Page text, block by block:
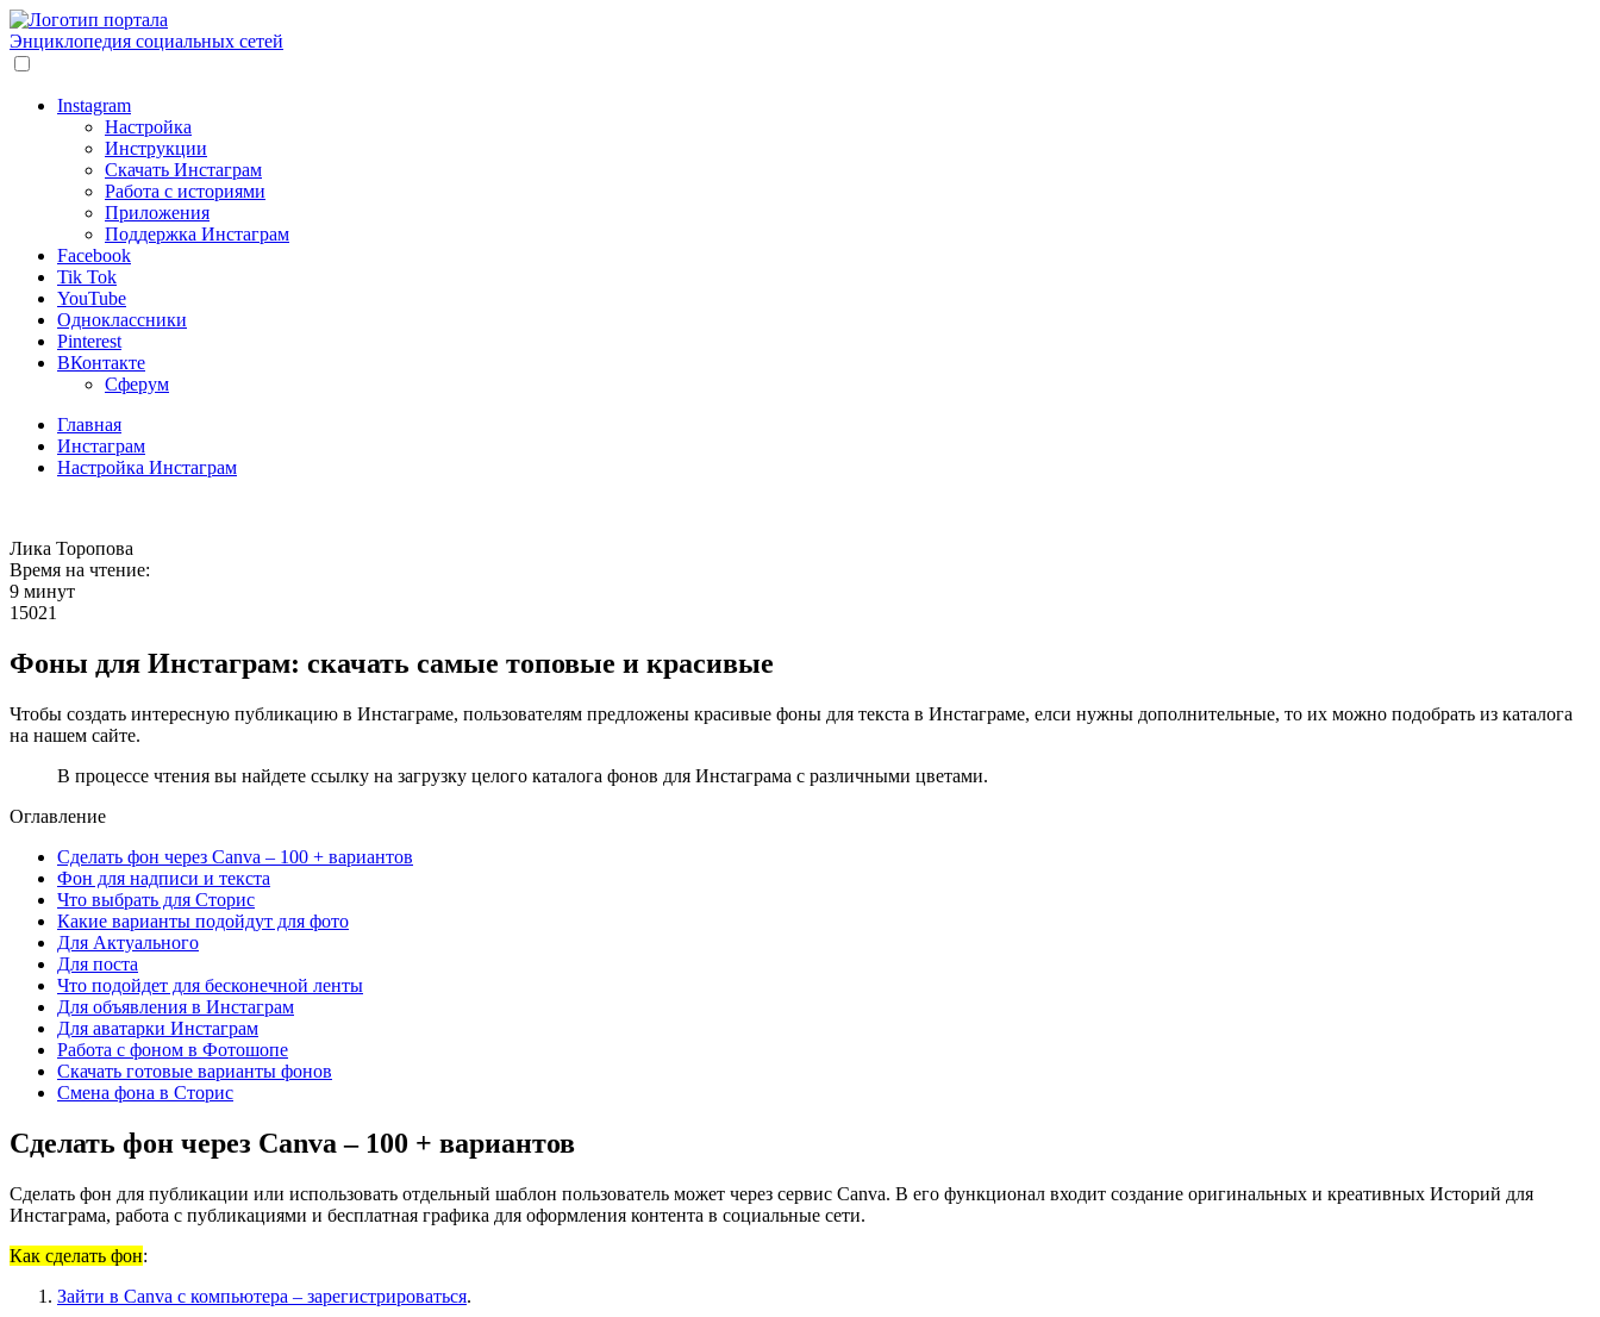
Энциклопедия социальных сетей
Instagram
Настройка
Инструкции
Скачать Инстаграм
Работа с историями
Приложения
Поддержка Инстаграм
Facebook
Tik Tok
YouTube
Одноклассники
Pinterest
ВКонтакте
Сферум
Главная
Инстаграм
Настройка Инстаграм
Лика Торопова
Время на чтение:
9 минут
15021
Фоны для Инстаграм: скачать самые топовые и красивые
Чтобы создать интересную публикацию в Инстаграме, пользователям предложены красивые фоны для текста в Инстаграме, елси нужны дополнительные, то их можно подобрать из каталога
на нашем сайте.
В процессе чтения вы найдете ссылку на загрузку целого каталога фонов для Инстаграма с различными цветами.
Оглавление
Сделать фон через Canva – 100 + вариантов
Фон для надписи и текста
Что выбрать для Сторис
Какие варианты подойдут для фото
Для Актуального
Для поста
Что подойдет для бесконечной ленты
Для объявления в Инстаграм
Для аватарки Инстаграм
Работа с фоном в Фотошопе
Скачать готовые варианты фонов
Смена фона в Сторис
Сделать фон через Canva – 100 + вариантов
Сделать фон для публикации или использовать отдельный шаблон пользователь может через сервис Canva. В его функционал входит создание оригинальных и креативных Историй для
Инстаграма, работа с публикациями и бесплатная графика для оформления контента в социальные сети.
Как сделать фон:
Зайти в Canva с компьютера – зарегистрироваться.